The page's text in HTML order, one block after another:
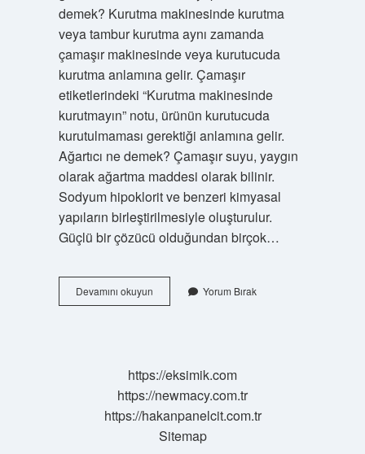
demek? Kurutma makinesinde kurutma
veya tambur kurutma aynı zamanda
çamaşır makinesinde veya kurutucuda
kurutma anlamına gelir. Çamaşır
etiketlerindeki “Kurutma makinesinde
kurutmayın” notu, ürünün kurutucuda
kurutulmaması gerektiği anlamına gelir.
Ağartıcı ne demek? Çamaşır suyu, yaygın
olarak ağartma maddesi olarak bilinir.
Sodyum hipoklorit ve benzeri kimyasal
yapıların birleştirilmesiyle oluşturulur.
Güçlü bir çözücü olduğundan birçok…
Devamını okuyunAğartma
Yapılmaz
Yorum Bırak
https://eksimik.com
https://newmacy.com.tr
https://hakanpanelcit.com.tr
Sitemap